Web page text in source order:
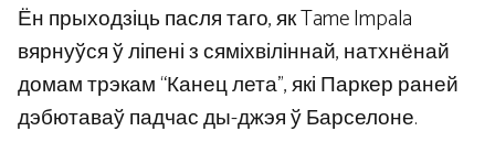
Ён прыходзіць пасля таго, як Tame Impala
вярнуўся ў ліпені з сяміхвіліннай, натхнёнай
домам трэкам “Канец лета”, які Паркер раней
дэбютаваў падчас ды-джэя ў Барселоне.